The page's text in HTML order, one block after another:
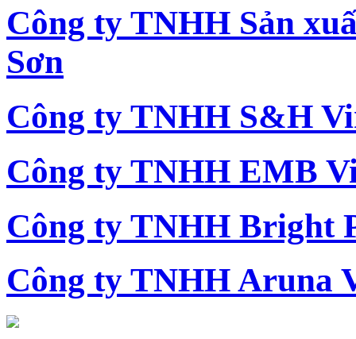
Công ty TNHH Sản
Sơn
Công ty TNHH S&H
Công ty TNHH EMB
Công ty TNHH Bright
Công ty TNHH Aruna